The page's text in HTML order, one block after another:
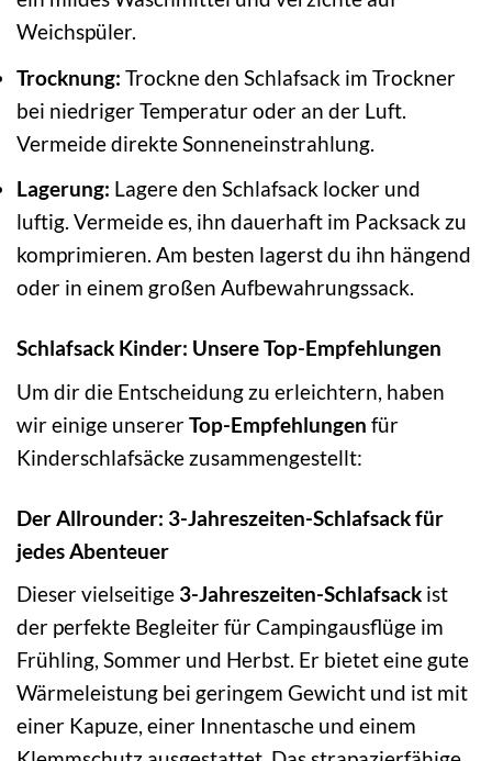
Weichspüler.
Trocknung: Trockne den Schlafsack im Trockner
bei niedriger Temperatur oder an der Luft.
Vermeide direkte Sonneneinstrahlung.
Lagerung: Lagere den Schlafsack locker und
luftig. Vermeide es, ihn dauerhaft im Packsack zu
komprimieren. Am besten lagerst du ihn hängend
oder in einem großen Aufbewahrungssack.
Schlafsack Kinder: Unsere Top-Empfehlungen
Um dir die Entscheidung zu erleichtern, haben
wir einige unsererTop-Empfehlungen für
Kinderschlafsäcke zusammengestellt:
Der Allrounder: 3-Jahreszeiten-Schlafsack für
jedes Abenteuer
Dieser vielseitige 3-Jahreszeiten-Schlafsack ist
der perfekte Begleiter für Campingausflüge im
Frühling, Sommer und Herbst. Er bietet eine gute
Wärmeleistung bei geringem Gewicht und ist mit
einer Kapuze, einer Innentasche und einem